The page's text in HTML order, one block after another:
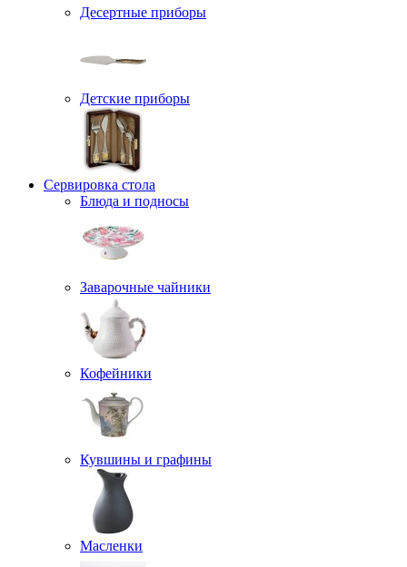
Десертные приборы
Детские приборы
Сервировка стола
Блюда и подносы
Заварочные чайники
Кофейники
Кувшины и графины
Масленки